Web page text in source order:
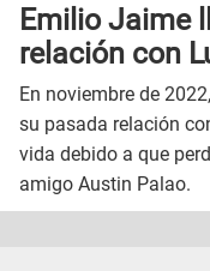
Emilio Jaime
relación con
En noviembre de
su pasada relación
vida debido a que
amigo Austin Palao.